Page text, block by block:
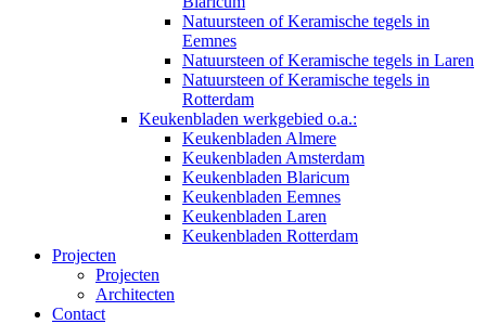
Natuursteen of Keramische tegels in
Eemnes
Natuursteen of Keramische tegels in Laren
Natuursteen of Keramische tegels in
Rotterdam
Keukenbladen werkgebied o.a.:
Keukenbladen Almere
Keukenbladen Amsterdam
Keukenbladen Blaricum
Keukenbladen Eemnes
Keukenbladen Laren
Keukenbladen Rotterdam
Projecten
Projecten
Architecten
Contact